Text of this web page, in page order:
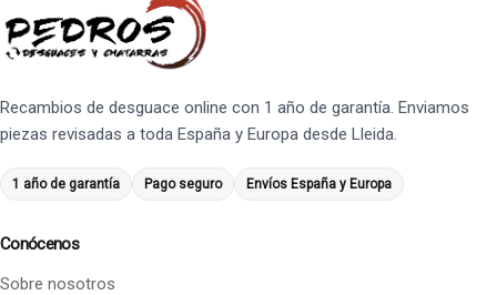
Recambios de desguace online con 1 año de garantía. Enviamos
piezas revisadas a toda España y Europa desde Lleida.
1 año de garantía Pago seguro Envíos España y Europa
Conócenos
Sobre nosotros